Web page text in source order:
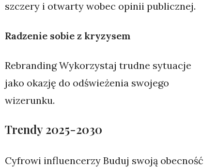
szczery i otwarty wobec opinii publicznej.
Radzenie sobie z kryzysem
Rebranding Wykorzystaj trudne sytuacje
jako okazję do odświeżenia swojego
wizerunku.
Trendy 2025-2030
Cyfrowi influencerzy Buduj swoją obecność